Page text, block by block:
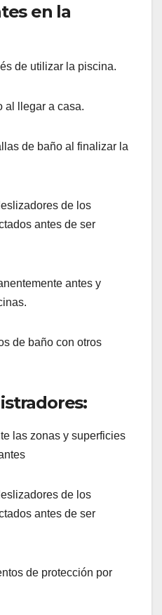
en la
de utilizar la piscina.
al llegar a casa.
de baño al finalizar la
de los
antes de ser
antes y
de baño con otros
las zonas y superficies
de los
antes de ser
de protección por